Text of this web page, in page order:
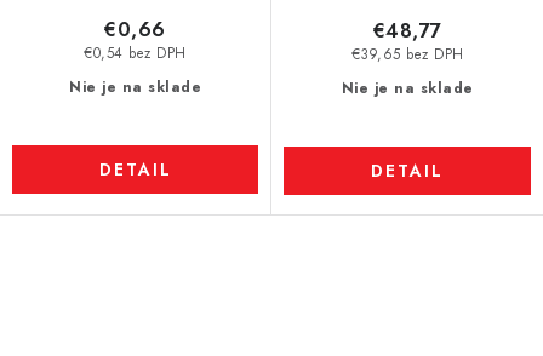
Nie je na sklade
€0,54 bez DPH
€0,66
DETAIL
Nie je na sklade
€39,65 bez DPH
€48,77
DETAIL